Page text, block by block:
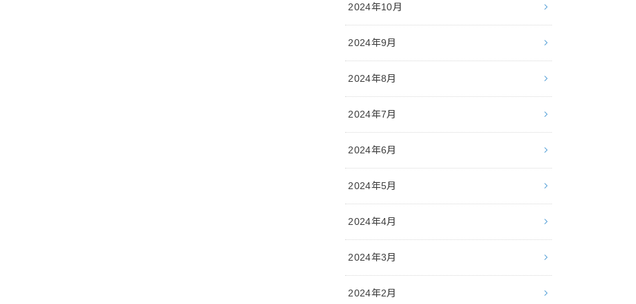
2024年10月
2024年9月
2024年8月
2024年7月
2024年6月
2024年5月
2024年4月
2024年3月
2024年2月